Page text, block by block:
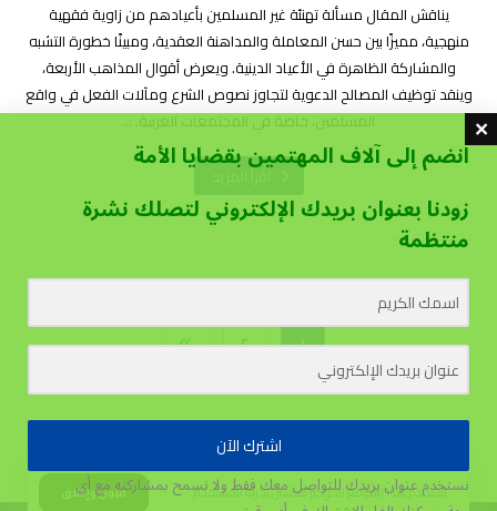
يناقش المقال مسألة تهنئة غير المسلمين بأعيادهم من زاوية فقهية
منهجية، مميزًا بين حسن المعاملة والمداهنة العقدية، ومبينًا خطورة التشبه
والمشاركة الظاهرة في الأعياد الدينية. ويعرض أقوال المذاهب الأربعة،
وينقد توظيف المصالح الدعوية لتجاوز نصوص الشرع ومآلات الفعل في واقع
المسلمين، خاصة في المجتمعات الغربية. ...
اقرأ المزيد
١ ٢
يستخدم هذا الموقع الكوكيز لتحسين تجربة المستخدم. قبول وإغلاق
انضم إلى آلاف المهتمين بقضايا الأمة
زودنا بعنوان بريدك الإلكتروني لتصلك نشرة
منتظمة
اشترك الآن
نستخدم عنوان بريدك للتواصل معك فقط ولا نسمح بمشاركته مع أي